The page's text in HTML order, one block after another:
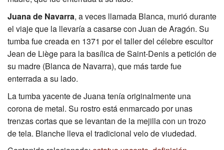
Juana de Navarra, a veces llamada Blanca, murió durante
el viaje que la llevaría a casarse con Juan de Aragón. Su
tumba fue creada en 1371 por el taller del célebre escultor
Jean de Liège para la basílica de Saint-Denis a petición de
su madre (Blanca de Navarra), que más tarde fue
enterrada a su lado.
La tumba yacente de Juana tenía originalmente una
corona de metal. Su rostro está enmarcado por unas
trenzas cortas que se levantan de la mejilla con un trozo
de tela. Blanche lleva el tradicional velo de viudedad.